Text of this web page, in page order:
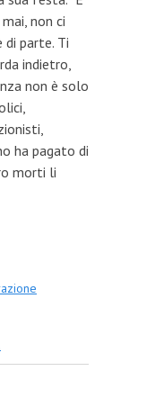
non ci
di parte. Ti
indietro,
non è solo
ha pagato di
morti li